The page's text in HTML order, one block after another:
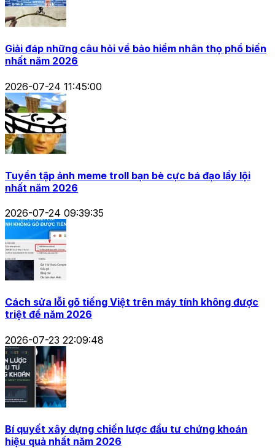
Giải đáp những câu hỏi về bảo hiểm nhân thọ phổ biến
nhất năm 2026
2026-07-24 11:45:00
Tuyển tập ảnh meme troll bạn bè cực bá đạo lầy lội
nhất năm 2026
2026-07-24 09:39:35
Cách sửa lỗi gõ tiếng Việt trên máy tính không được
triệt để năm 2026
2026-07-23 22:09:48
Bí quyết xây dựng chiến lược đầu tư chứng khoán
hiệu quả nhất năm 2026